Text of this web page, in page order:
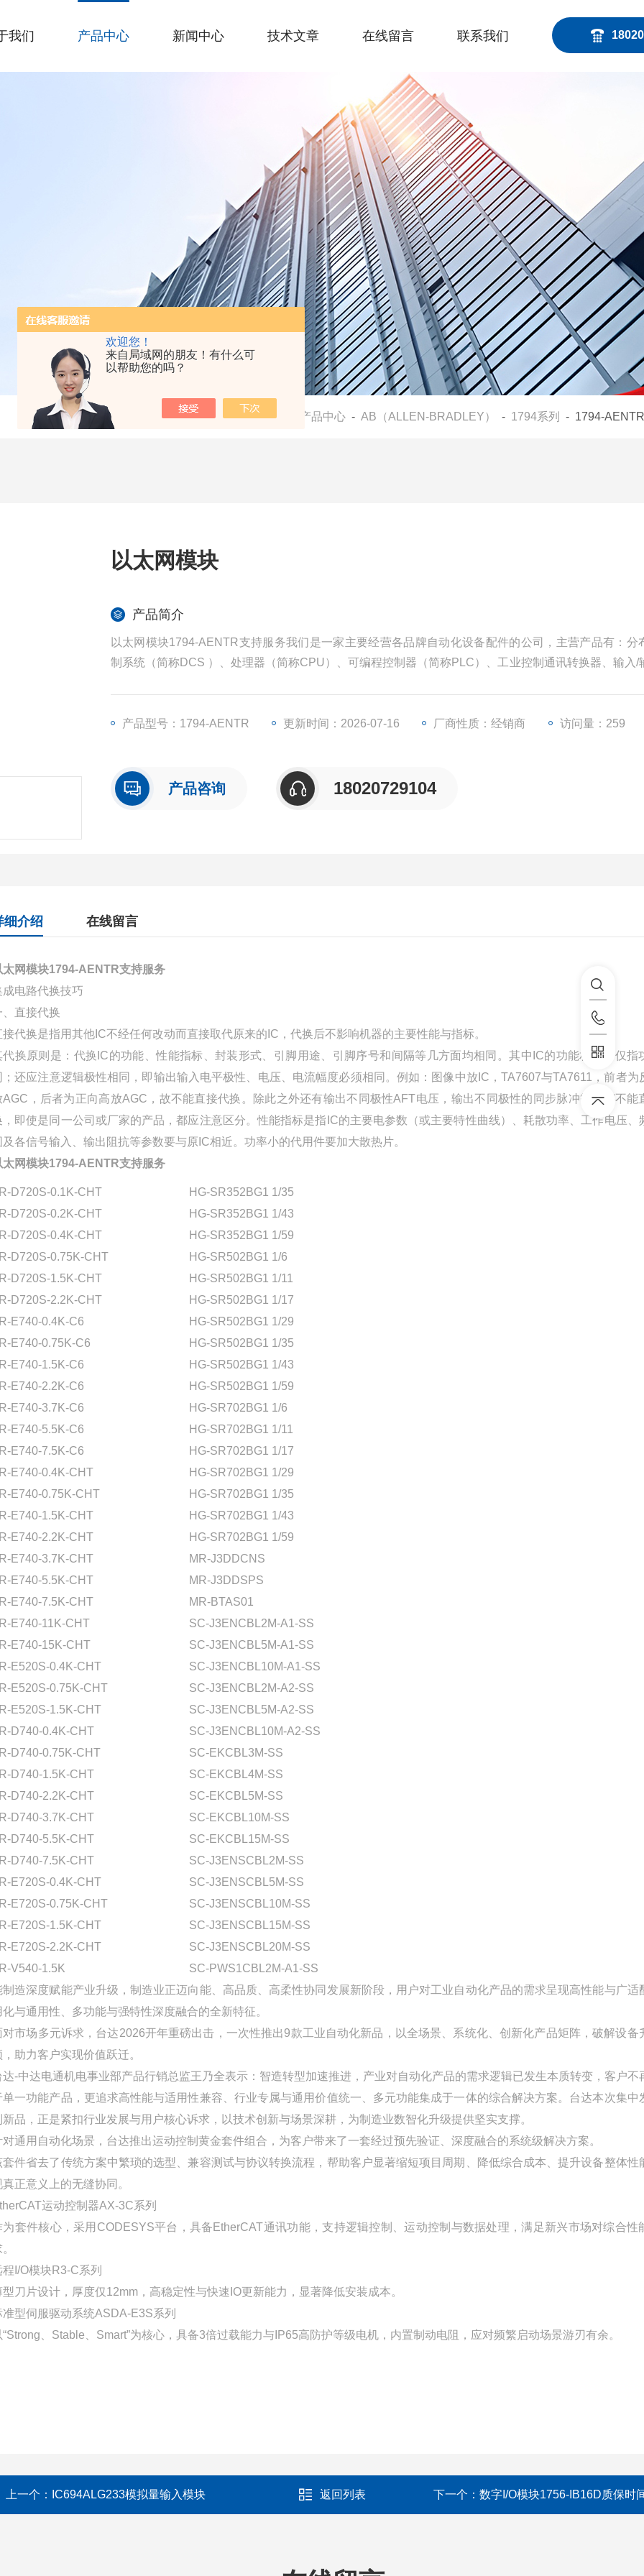
欢迎您！
来自局域网的朋友！有什么可
以帮助您的吗？
我们 产品中心 新闻中心 技术文章 在线留言 联系我们
当前位置：首页 产品中心 - AB（ALLEN-BRADLEY） - 1794系列 - 1794-
以太网模块
产品简介
以太网模块1794-AENTR支持服务我们是一家主要经营各品牌自动化设备配件的公司，主营产品有：分
制系统（简称DCS ）、处理器（简称CPU）、可编程控制器（简称PLC）、工业控制通讯转换器、输入/
产品型号：1794-AENTR 更新时间：2026-07-16 厂商性质：经销商 访问量：259
产品咨询 18020729104
细介绍 在线留言
太网模块1794-AENTR支持服务
成电路代换技巧
、直接代换
接代换是指用其他IC不经任何改动而直接取代原来的IC，代换后不影响机器的主要性能与指标。
代换原则是：代换IC的功能、性能指标、封装形式、引脚用途、引脚序号和间隔等几方面均相同。其中IC的功能相同不仅指
；还应注意逻辑极性相同，即输出输入电平极性、电压、电流幅度必须相同。例如：图像中放IC，TA7607与TA7611，前者为
AGC，后者为正向高放AGC，故不能直接代换。除此之外还有输出不同极性AFT电压，输出不同极性的同步脉冲等IC都不能
，即使是同一公司或厂家的产品，都应注意区分。性能指标是指IC的主要电参数（或主要特性曲线）、耗散功率、工作电压、
及各信号输入、输出阻抗等参数要与原IC相近。功率小的代用件要加大散热片。
太网模块1794-AENTR支持服务
D720S-0.1K-CHT
HG-SR352BG1 1/35
D720S-0.2K-CHT
HG-SR352BG1 1/43
D720S-0.4K-CHT
HG-SR352BG1 1/59
D720S-0.75K-CHT
HG-SR502BG1 1/6
D720S-1.5K-CHT
HG-SR502BG1 1/11
D720S-2.2K-CHT
HG-SR502BG1 1/17
E740-0.4K-C6
HG-SR502BG1 1/29
E740-0.75K-C6
HG-SR502BG1 1/35
E740-1.5K-C6
HG-SR502BG1 1/43
E740-2.2K-C6
HG-SR502BG1 1/59
E740-3.7K-C6
HG-SR702BG1 1/6
E740-5.5K-C6
HG-SR702BG1 1/11
E740-7.5K-C6
HG-SR702BG1 1/17
E740-0.4K-CHT
HG-SR702BG1 1/29
E740-0.75K-CHT
HG-SR702BG1 1/35
E740-1.5K-CHT
HG-SR702BG1 1/43
E740-2.2K-CHT
HG-SR702BG1 1/59
E740-3.7K-CHT
MR-J3DDCNS
E740-5.5K-CHT
MR-J3DDSPS
E740-7.5K-CHT
MR-BTAS01
E740-11K-CHT
SC-J3ENCBL2M-A1-SS
E740-15K-CHT
SC-J3ENCBL5M-A1-SS
E520S-0.4K-CHT
SC-J3ENCBL10M-A1-SS
E520S-0.75K-CHT
SC-J3ENCBL2M-A2-SS
E520S-1.5K-CHT
SC-J3ENCBL5M-A2-SS
D740-0.4K-CHT
SC-J3ENCBL10M-A2-SS
D740-0.75K-CHT
SC-EKCBL3M-SS
D740-1.5K-CHT
SC-EKCBL4M-SS
D740-2.2K-CHT
SC-EKCBL5M-SS
D740-3.7K-CHT
SC-EKCBL10M-SS
D740-5.5K-CHT
SC-EKCBL15M-SS
D740-7.5K-CHT
SC-J3ENSCBL2M-SS
E720S-0.4K-CHT
SC-J3ENSCBL5M-SS
E720S-0.75K-CHT
SC-J3ENSCBL10M-SS
E720S-1.5K-CHT
SC-J3ENSCBL15M-SS
E720S-2.2K-CHT
SC-J3ENSCBL20M-SS
V540-1.5K
SC-PWS1CBL2M-A1-SS
制造深度赋能产业升级，制造业正迈向能、高品质、高柔性协同发展新阶段，用户对工业自动化产品的需求呈现高性能与广适
化与通用性、多功能与强特性深度融合的全新特征。
对市场多元诉求，台达2026开年重磅出击，一次性推出9款工业自动化新品，以全场景、系统化、创新化产品矩阵，破解设备
，助力客户实现价值跃迁。
达-中达电通机电事业部产品行销总监王乃全表示：智造转型加速推进，产业对自动化产品的需求逻辑已发生本质转变，客户不
单一功能产品，更追求高性能与适用性兼容、行业专属与通用价值统一、多元功能集成于一体的综合解决方案。台达本次集中
新品，正是紧扣行业发展与用户核心诉求，以技术创新与场景深耕，为制造业数智化升级提供坚实支撑。
对通用自动化场景，台达推出运动控制黄金套件组合，为客户带来了一套经过预先验证、深度融合的系统级解决方案。
套件省去了传统方案中繁琐的选型、兼容测试与协议转换流程，帮助客户显著缩短项目周期、降低综合成本、提升设备整体性
真正意义上的无缝协同。
运动控制器AX-3C系列
为套件核心，采用CODESYS平台，具备EtherCAT通讯功能，支持逻辑控制、运动控制与数据处理，满足新兴市场对综合性
程I/O模块R3-C系列
型刀片设计，厚度仅12mm，高稳定性与快速IO更新能力，显著降低安装成本。
准型伺服驱动系统ASDA-E3S系列
“Strong、Stable、Smart”为核心，具备3倍过载能力与IP65高防护等级电机，内置制动电阻，应对频繁启动场景游刃有余。
上一个： IC694ALG233模拟量输入模块 返回列表 下一个： 数字I/O模块1756-IB16D质保时